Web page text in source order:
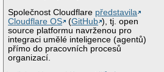
Společnost Cloudflare představila
Cloudflare OS
(GitHub ), tj. open
source platformu navrženou pro
integraci umělé inteligence (agentů)
přímo do pracovních procesů
organizací.